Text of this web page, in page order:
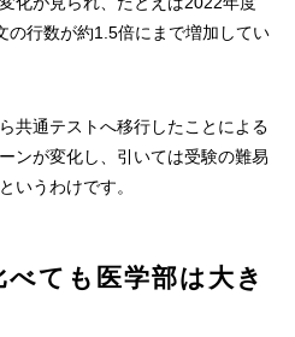
行数が約1.5倍にまで増加してい
共通テストへ移行したことによる
ンが変化し、引いては受験の難易
いうわけです。
ても医学部は大き